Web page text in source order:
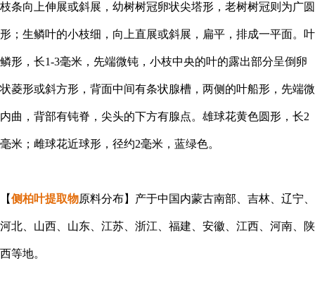
枝条向上伸展或斜展，幼树树冠卵状尖塔形，老树树冠则为广圆
形；生鳞叶的小枝细，向上直展或斜展，扁平，排成一平面。叶
鳞形，长1-3毫米，先端微钝，小枝中央的叶的露出部分呈倒卵
状菱形或斜方形，背面中间有条状腺槽，两侧的叶船形，先端微
内曲，背部有钝脊，尖头的下方有腺点。雄球花黄色圆形，长2
毫米；雌球花近球形，径约2毫米，蓝绿色。
【侧柏叶提取物原料分布】产于中国内蒙古南部、吉林、辽宁、
河北、山西、山东、江苏、浙江、福建、安徽、江西、河南、陕
西等地。